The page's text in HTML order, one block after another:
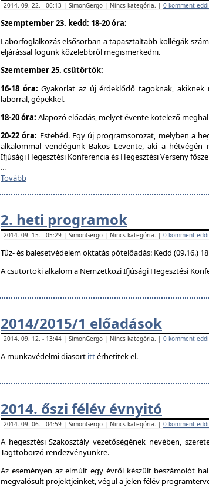
2014. 09. 22. - 06:13 | SimonGergo | Nincs kategória. | 0 komment
Szemptember 23. kedd: 18-20 óra:
Laborfoglalkozás elsősorban a tapasztaltabb kollégák
eljárással fogunk közelebbről megismerkedni.
Szemtember 25. csütörtök:
16-18 óra: Gyakorlat az új érdeklődő tagoknak,
laborral, gépekkel.
18-20 óra: Alapozó előadás, melyet évente kötelező
20-22 óra: Estebéd. Egy új programsorozat, melyben a
alkalommal vendégünk Bakos Levente, aki a hétvégén
Ifjúsági Hegesztési Konferencia és Hegesztési Verseny
...
Tovább
2. heti programok
2014. 09. 15. - 05:29 | SimonGergo | Nincs kategória. | 0 komment
Tűz- és balesetvédelem oktatás pótelőadás: Kedd (09.16.)
A csütörtöki alkalom a Nemzetközi Ifjúsági Hegesztési
2014/2015/1 előadások
2014. 09. 12. - 13:44 | SimonGergo | Nincs kategória. | 0 komment
A munkavédelmi diasort ittérhetitek el.
2014. őszi félév évnyitó
2014. 09. 06. - 04:59 | SimonGergo | Nincs kategória. | 0 komment
A hegesztési Szakosztály vezetőségének nevében,
Tagttoborzó rendezvényünkre.
Az eseményen az elmúlt egy évről készült beszámolót
megvalósult projektjeinket, végül a jelen félév